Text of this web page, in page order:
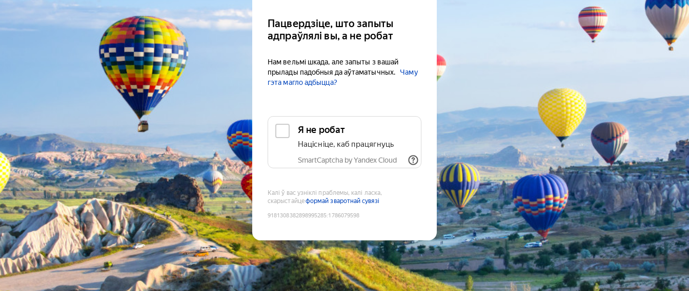
Пацвердзіце, што запыты
адпраўлялі вы, а не робат
Нам вельмі шкада, але запыты з вашай
прылады падобныя да аўтаматычных.
Чаму
гэта магло адбыцца?
Я не робат
Націсніце, каб працягнуць
SmartCaptcha by Yandex Cloud
Калі ў вас узніклі праблемы, калі ласка,
скарыстайцеформай зваротнай сувязі
9181308382898995285:1786079598